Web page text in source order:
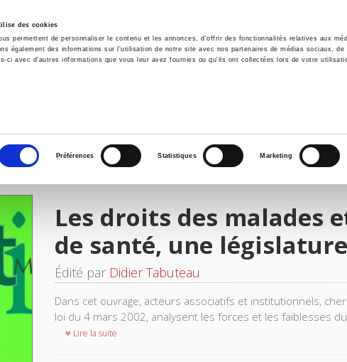
des cookies
permettent de personnaliser le contenu et les annonces, d'offrir des fonctionnalités relatives aux
également des informations sur l'utilisation de notre site avec nos partenaires de médias sociaux,
ci avec d'autres informations que vous leur avez fournies ou qu'ils ont collectées lors de votre
Préférences Statistiques Marketing
Accueil Environnement Histoire
Les droits des malades
de santé, une
Édité par Didier Tabuteau
Dans cet ouvrage, acteurs associatifs et institutionnels,
loi du 4 mars 2002, analysent les forces et les faiblesses
Lire la suite